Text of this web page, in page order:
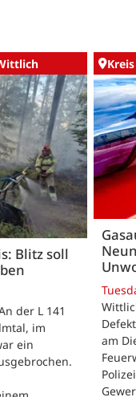
Blitz soll
der L 141
im
ein
am